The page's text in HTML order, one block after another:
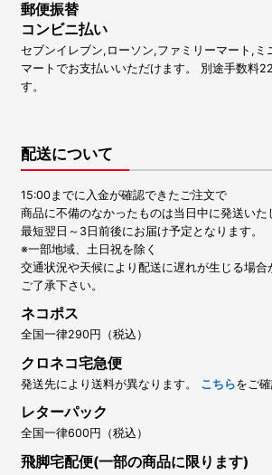
郵便振替
コンビニ払い
セブンイレブン,ローソン,ファミリーマート,ミ
マートでお支払いいただけます。 別途手数料
す。
配送について
15:00までに入金が確認できたご注文で
商品に不備のなかったものは当日中に発送いた
最短翌日～3日前後にお届け予定となります。
※一部地域、土日祝を除く
交通状況や天候により配送に遅れが生じる場合
ご了承下さい。
ネコポス
全国一律290円（税込）
クロネコ宅急便
発送先により送料が異なります。 こちらをご確
レターパック
全国一律600円（税込）
飛脚宅配便(一部の商品に限ります)